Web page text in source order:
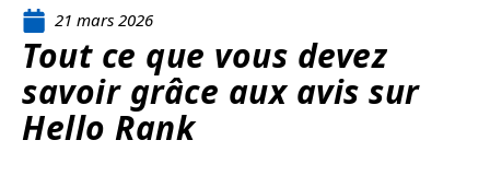
21 mars 2026
Tout ce que vous devez
savoir grâce aux avis sur
Hello Rank